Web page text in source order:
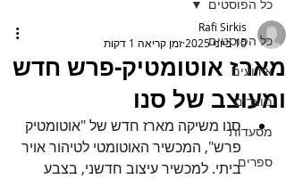
כל הפוסטים
אירועים
מוצרים
מסעדות
ספרים
כל הפוסטים
מארז אוטומטיק-פרש חדש
ומעוצב של סנו
Rafi Sirkis
10 ביוני 2025
זמן קריאה 1 דקות
סנו משיקה מארז חדש של "אוטומטיק
פרש", המכשיר האוטומטי לטיהור אויר
ביתי. למכשיר עיצוב חדשני, בצבע